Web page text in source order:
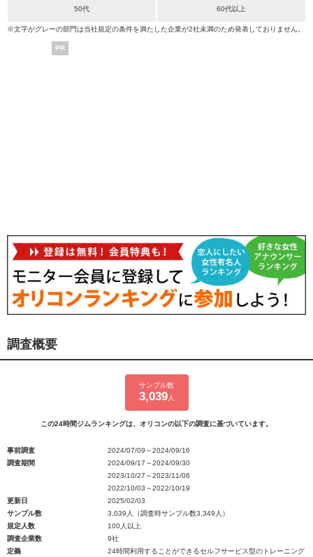
50代 60代以上
※文字がグレーの部門は当社規定の条件を満たした企業が2社未満のため発表しておりません。
PR
調査概要
サンプル数
3,039人
この24時間ジムランキングは、オリコンの以下の調査に基づいています。
事前調査
2024/07/09～2024/09/16
調査期間
2024/09/17～2024/09/30
2023/10/27～2023/11/06
2022/10/03～2022/10/19
更新日
2025/02/03
サンプル数
3,039人（調査時サンプル数3,349人）
規定人数
100人以上
調査企業数
9社
定義
24時間利用することができるセルフサービス型のトレーニング